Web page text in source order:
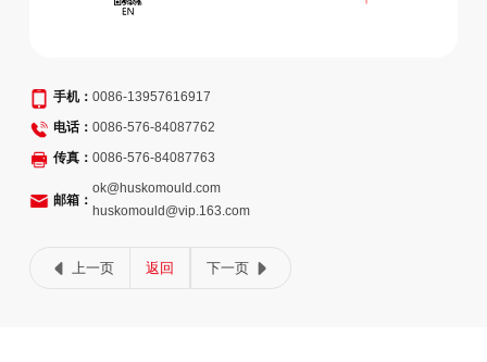
手机： 0086-13957616917
电话： 0086-576-84087762
传真： 0086-576-84087763
邮箱：
ok@huskomould.com
huskomould@vip.163.com
上一页 返回 下一页